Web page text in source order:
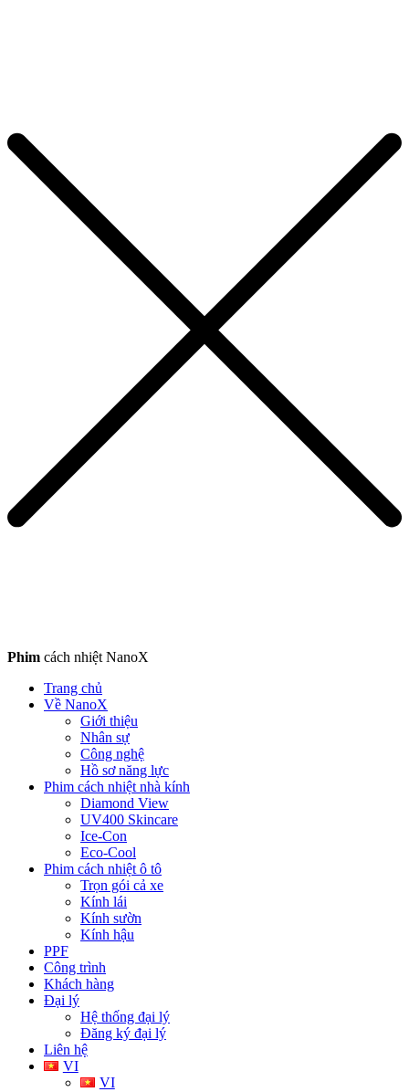
Phim cách nhiệt NanoX
Trang chủ
Về NanoX
Giới thiệu
Nhân sự
Công nghệ
Hồ sơ năng lực
Phim cách nhiệt nhà kính
Diamond View
UV400 Skincare
Ice-Con
Eco-Cool
Phim cách nhiệt ô tô
Trọn gói cả xe
Kính lái
Kính sườn
Kính hậu
PPF
Công trình
Khách hàng
Đại lý
Hệ thống đại lý
Đăng ký đại lý
Liên hệ
VI
VI